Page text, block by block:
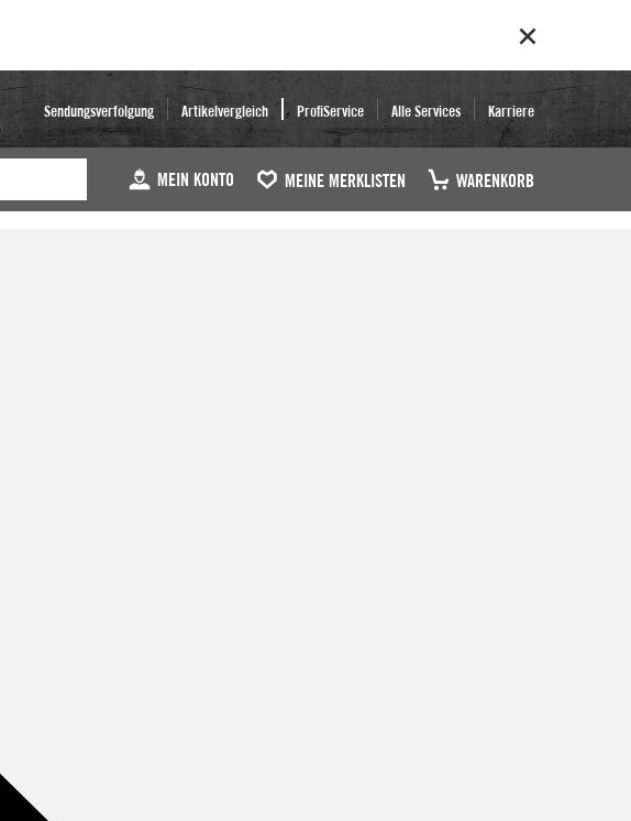
Sendungsverfolgung Artikelvergleich ProfiService Alle Services Karriere
MEIN KONTO MEINE MERKLISTEN WARENKORB